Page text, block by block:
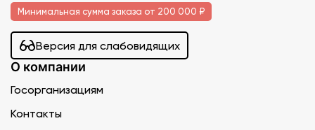
Минимальная сумма заказа от 200 000 ₽
Версия для слабовидящих
О компании
Госорганизациям
Контакты